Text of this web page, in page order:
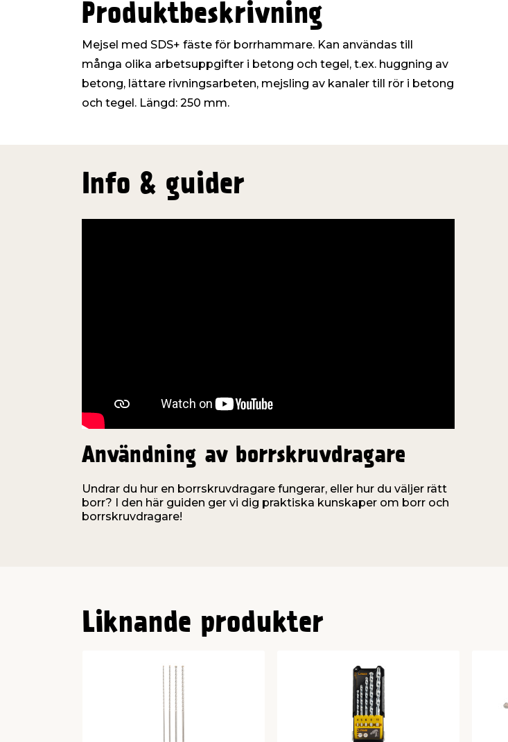
Produktbeskrivning
Mejsel med SDS+ fäste för borrhammare. Kan användas till
många olika arbetsuppgifter i betong och tegel, t.ex. huggning av
betong, lättare rivningsarbeten, mejsling av kanaler till rör i betong
och tegel. Längd: 250 mm.
Info & guider
Användning av borrskruvdragare
Undrar du hur en borrskruvdragare fungerar, eller hur du väljer rätt
borr? I den här guiden ger vi dig praktiska kunskaper om borr och
borrskruvdragare!
Liknande produkter